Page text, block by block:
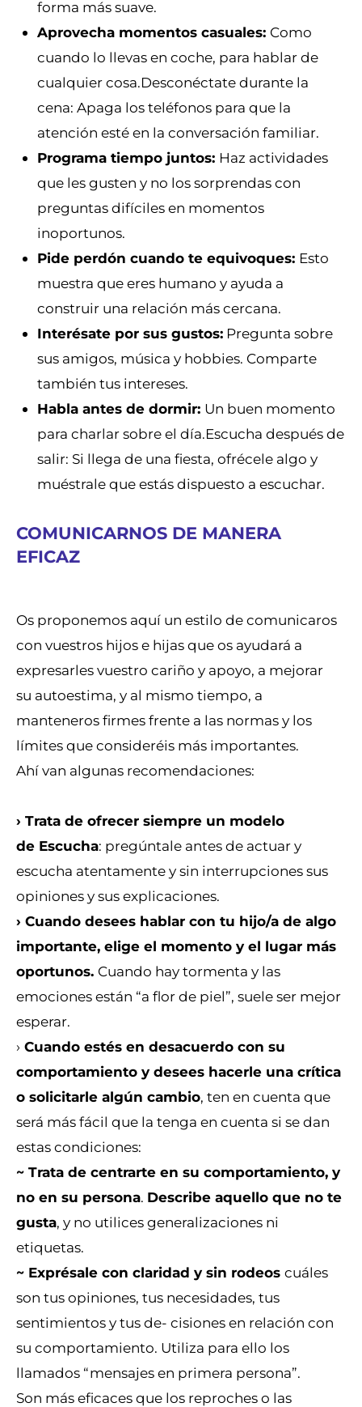
forma más suave.
Aprovecha momentos casuales: Como
cuando lo llevas en coche, para hablar de
cualquier cosa.Desconéctate durante la
cena: Apaga los teléfonos para que la
atención esté en la conversación familiar.
Programa tiempo juntos: Haz actividades
que les gusten y no los sorprendas con
preguntas difíciles en momentos
inoportunos.
Pide perdón cuando te equivoques: Esto
muestra que eres humano y ayuda a
construir una relación más cercana.
Interésate por sus gustos: Pregunta sobre
sus amigos, música y hobbies. Comparte
también tus intereses.
Habla antes de dormir: Un buen momento
para charlar sobre el día.Escucha después de
salir: Si llega de una fiesta, ofrécele algo y
muéstrale que estás dispuesto a escuchar.
COMUNICARNOS DE MANERA
EFICAZ
Os proponemos aquí un estilo de comunicaros
con vuestros hijos e hijas que os ayudará a
expresarles vuestro cariño y apoyo, a mejorar
su autoestima, y al mismo tiempo, a
manteneros firmes frente a las normas y los
límites que consideréis más importantes.
Ahí van algunas recomendaciones:
› Trata de ofrecer siempre un modelo
de Escucha: pregúntale antes de actuar y
escucha atentamente y sin interrupciones sus
opiniones y sus explicaciones.
› Cuando desees hablar con tu hijo/a de algo
importante, elige el momento y el lugar más
oportunos. Cuando hay tormenta y las
emociones están “a flor de piel”, suele ser mejor
esperar.
› Cuando estés en desacuerdo con su
comportamiento y desees hacerle una crítica
o solicitarle algún cambio, ten en cuenta que
será más fácil que la tenga en cuenta si se dan
estas condiciones:
~ Trata de centrarte en su comportamiento, y
no en su persona. Describe aquello que no te
gusta, y no utilices generalizaciones ni
etiquetas.
~ Exprésale con claridad y sin rodeos cuáles
son tus opiniones, tus necesidades, tus
sentimientos y tus de- cisiones en relación con
su comportamiento. Utiliza para ello los
llamados “mensajes en primera persona”.
Son más eficaces que los reproches o las